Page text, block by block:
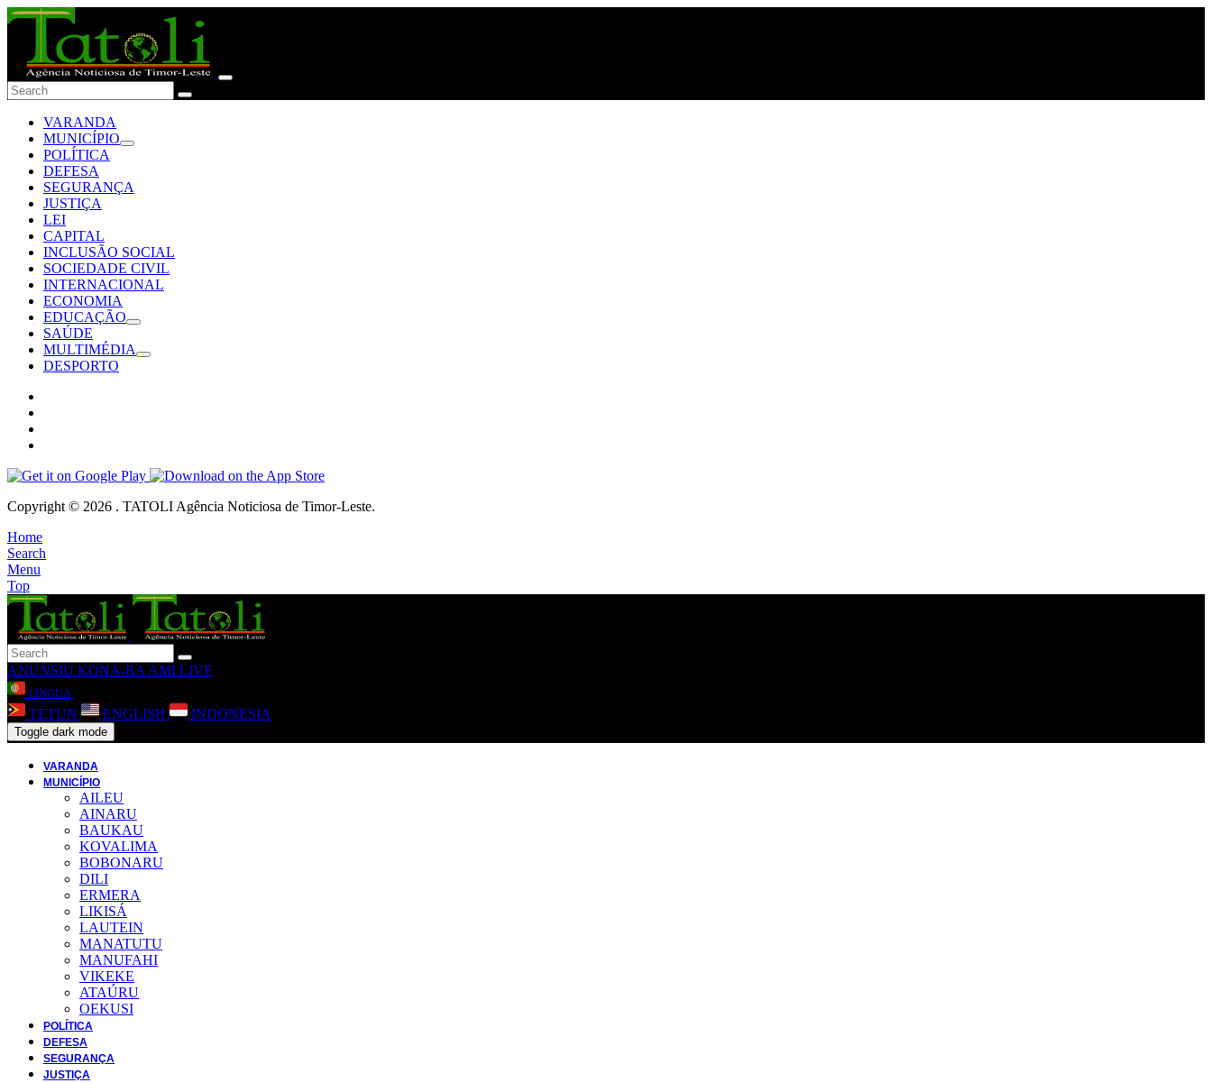
VARANDA
MUNICÍPIO
POLÍTICA
DEFESA
SEGURANÇA
JUSTIÇA
LEI
CAPITAL
INCLUSÃO SOCIAL
SOCIEDADE CIVIL
INTERNACIONAL
ECONOMIA
EDUCAÇÃO
SAÚDE
MULTIMÉDIA
DESPORTO
Copyright © 2026 . TATOLI Agência Noticiosa de Timor-Leste.
Home
Search
Menu
Top
ANUNSIU KONA-BA AMI LIVE
LINGUA
TETUN ENGLISH INDONESIA
Toggle dark mode
VARANDA
MUNICÍPIO
AILEU
AINARU
BAUKAU
KOVALIMA
BOBONARU
DILI
ERMERA
LIKISÁ
LAUTEIN
MANATUTU
MANUFAHI
VIKEKE
ATAÚRU
OEKUSI
POLÍTICA
DEFESA
SEGURANÇA
JUSTIÇA